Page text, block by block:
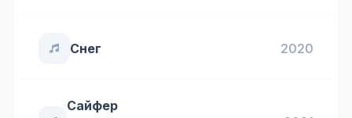
Снег 2020
Сайфер